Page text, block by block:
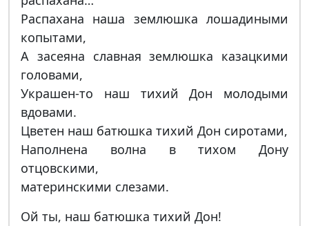
Распахана наша землюшка лошадиными
копытами,
А засеяна славная землюшка казацкими
головами,
Украшен-то наш тихий Дон молодыми
вдовами.
Цветен наш батюшка тихий Дон сиротами,
Наполнена волна в тихом Дону
отцовскими,
материнскими слезами.
Ой ты, наш батюшка тихий Дон!